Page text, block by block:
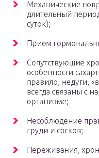
Механические
длительный
суток);
Прием
Сопутствующие
особенности
правило, недуги,
всегда связаны с
организме;
Несоблюдение
груди и сосков;
Переживания,